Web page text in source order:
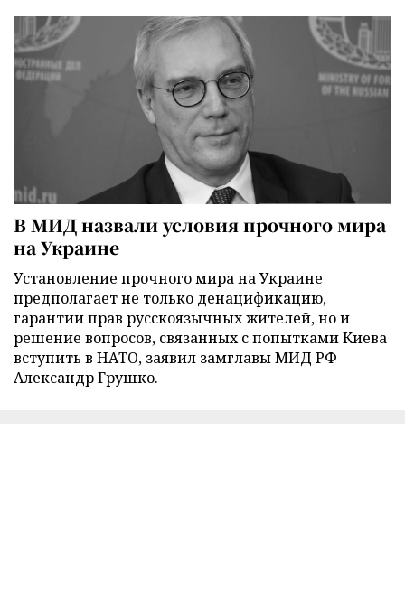
В МИД назвали условия прочного мира
на Украине
Установление прочного мира на Украине
предполагает не только денацификацию,
гарантии прав русскоязычных жителей, но и
решение вопросов, связанных с попытками Киева
вступить в НАТО, заявил замглавы МИД РФ
Александр Грушко.